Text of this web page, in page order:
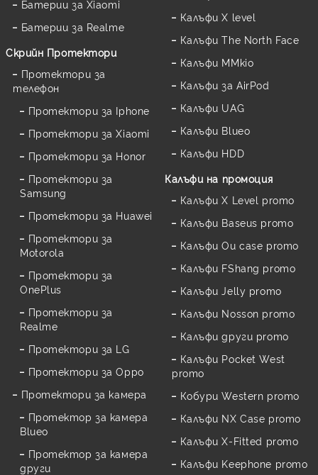
Батерии за Xiaomi
Батерии за Realme
Скрийн Протектори
Протектори за
телефон
Протектори за Iphone
Протектори за Xiaomi
Протектори за Honor
Протектори за
Samsung
Протектори за Huawei
Протектори за
Motorola
Протектори за
OnePlus
Протектори за
Realme
Протектори за LG
Протектори за Oppo
Протектори за камера
Протектор за камера
Blueo
Протектор за камера
други
Калъфи X level
Калъфи The North Face
Калъфи MMkio
Калъфи за AirPod
Калъфи UAG
Калъфи Blueo
Калъфи HDD
Калъфи на промоция
Калъфи X Level promo
Калъфи Baseus promo
Калъфи Ou case promo
Калъфи FShang promo
Калъфи Jelly promo
Калъфи Nosson promo
Калъфи други promo
Калъфи Pocket West
promo
Кобури Western promo
Калъфи NX Case promo
Калъфи X-Fitted promo
Калъфи Keephone promo